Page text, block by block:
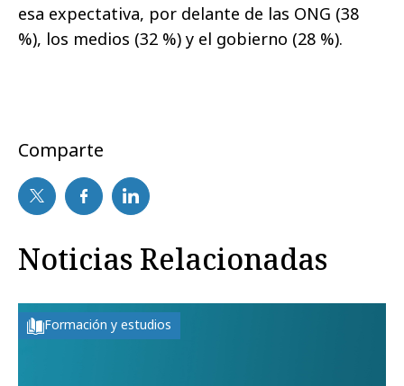
esa expectativa, por delante de las ONG (38
%), los medios (32 %) y el gobierno (28 %).
Comparte
Noticias Relacionadas
Formación y estudios